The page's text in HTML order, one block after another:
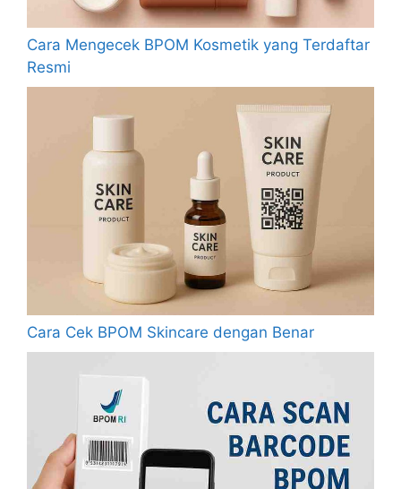
Cara Mengecek BPOM Kosmetik yang Terdaftar
Resmi
Cara Cek BPOM Skincare dengan Benar